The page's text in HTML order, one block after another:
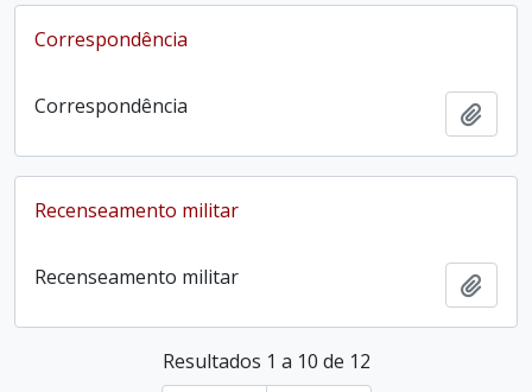
Correspondência
Correspondência
Recenseamento militar
Recenseamento militar
Resultados 1 a 10 de 12